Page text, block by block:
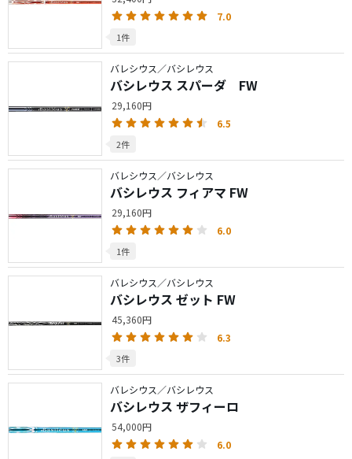
7.0
1件
バレシウス／バシレウス
バシレウス スパーダ FW
29,160円
6.5
2件
バレシウス／バシレウス
バシレウス フィアマ FW
29,160円
6.0
1件
バレシウス／バシレウス
バシレウス ゼット FW
45,360円
6.3
3件
バレシウス／バシレウス
バシレウス ザフィーロ
54,000円
6.0